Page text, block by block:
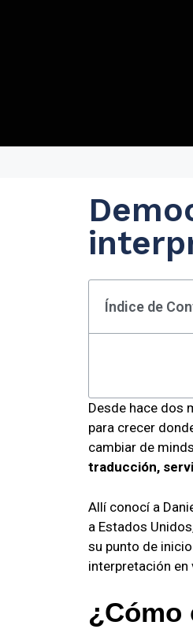
Índice de
Desde hace dos
para crecer
cambiar de
traducción,
Allí conocí a
a Estados
su punto de
interpretación en
¿Cómo